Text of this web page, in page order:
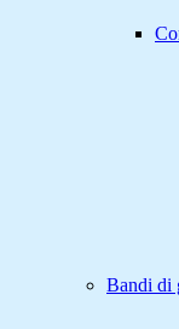
Bandi di